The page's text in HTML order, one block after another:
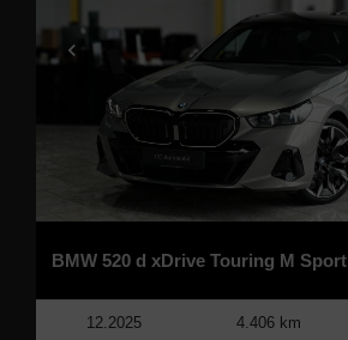
BMW 520 d xDrive Touring M Sport
12.2025 4.406 km